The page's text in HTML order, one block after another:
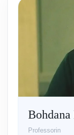
Bohdana
Professorin